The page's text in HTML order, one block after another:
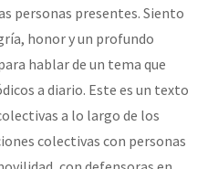
personas presentes. Siento
honor y un profundo
hablar de un tema que
a diario. Este es un texto
a lo largo de los
colectivas con personas